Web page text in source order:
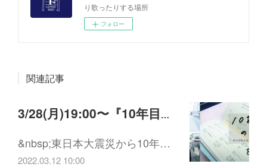
り歌ったりする場所
フォロー
関連記事
3/28(月)19:00〜『10年目の手記 震災体験を書く、よむ、編みなおす』をよむ
&nbsp;東日本大震災から10年…
2022.03.12 10:00